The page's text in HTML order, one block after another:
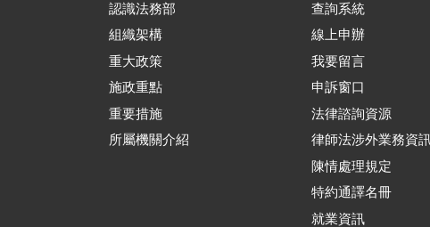
認識法務部
組織架構
重大政策
施政重點
重要措施
所屬機關介紹
查詢系統
線上申辦
我要留言
申訴窗口
法律諮詢資源
律師法涉外業務資
陳情處理規定
特約通譯名冊
就業資訊